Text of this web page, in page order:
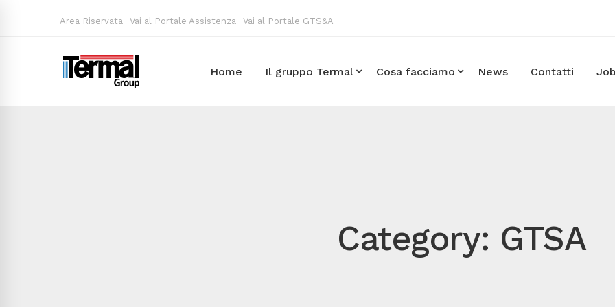
Area Riservata Vai al Portale Assistenza Vai al Portale GTS&A
Home Il gruppo Termal Cosa facciamo News Contatti
Category: GTSA